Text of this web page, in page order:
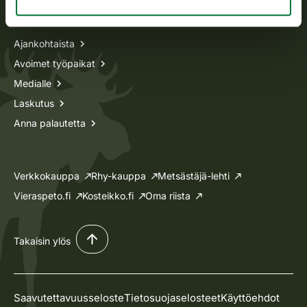
Tietoa meistä
Ajankohtaista
Avoimet työpaikat
Medialle
Laskutus
Anna palautetta
Verkkokauppa Rhy-kauppa
Metsästäjä-lehti
Vieraspeto.fi
Kosteikko.fi Oma riista
Takaisin ylös
SaavutettavuusselosteTietosuojaselosteetKäyttöehdot